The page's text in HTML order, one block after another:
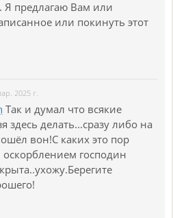
Я предлагаю Вам или
или покинуть этот
2025 г.
Так и думал что всякие
здесь делать...сразу либо на
вон!С каких это пор
оскорблением господин